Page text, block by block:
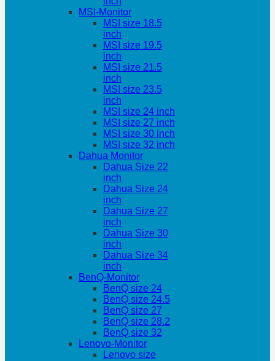
MSI-Monitor
MSI size 18.5
inch
MSI size 19.5
inch
MSI size 21.5
inch
MSI size 23.5
inch
MSI size 24 inch
MSI size 27 inch
MSI size 30 inch
MSI size 32 inch
Dahua Monitor
Dahua Size 22
inch
Dahua Size 24
inch
Dahua Size 27
inch
Dahua Size 30
inch
Dahua Size 34
inch
BenQ-Monitor
BenQ size 24
BenQ size 24.5
BenQ size 27
BenQ size 28.2
BenQ size 32
Lenovo-Monitor
Lenovo size